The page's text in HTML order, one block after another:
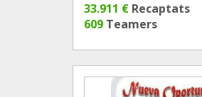
33.911 € Recaptats
609 Teamers